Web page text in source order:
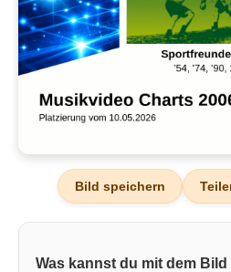
Bild speichern
Was kannst du mit dem